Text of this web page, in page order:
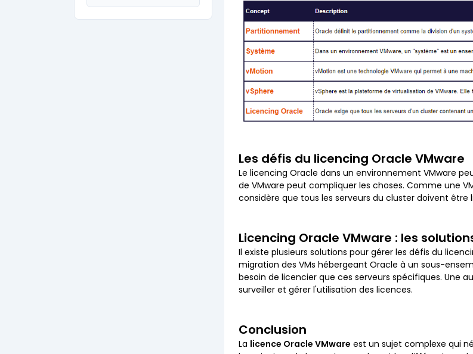
Les défis du licencing Oracle VMware
Le licencing Oracle dans un environnement VMware
de VMware peut compliquer les choses. Comme une
considère que tous les serveurs du cluster doivent
Licencing Oracle VMware : les
Il existe plusieurs solutions pour gérer les défis du
migration des VMs hébergeant Oracle à un sous-
besoin de licencier que ces serveurs spécifiques. Une
surveiller et gérer l'utilisation des licences.
Conclusion
La licence Oracle VMware est un sujet complexe qui